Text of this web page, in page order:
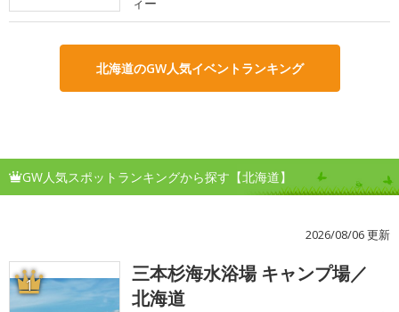
北海道のGW人気イベントランキング
GW人気スポットランキングから探す【北海道】
2026/08/06 更新
1
三本杉海水浴場 キャンプ場／
北海道